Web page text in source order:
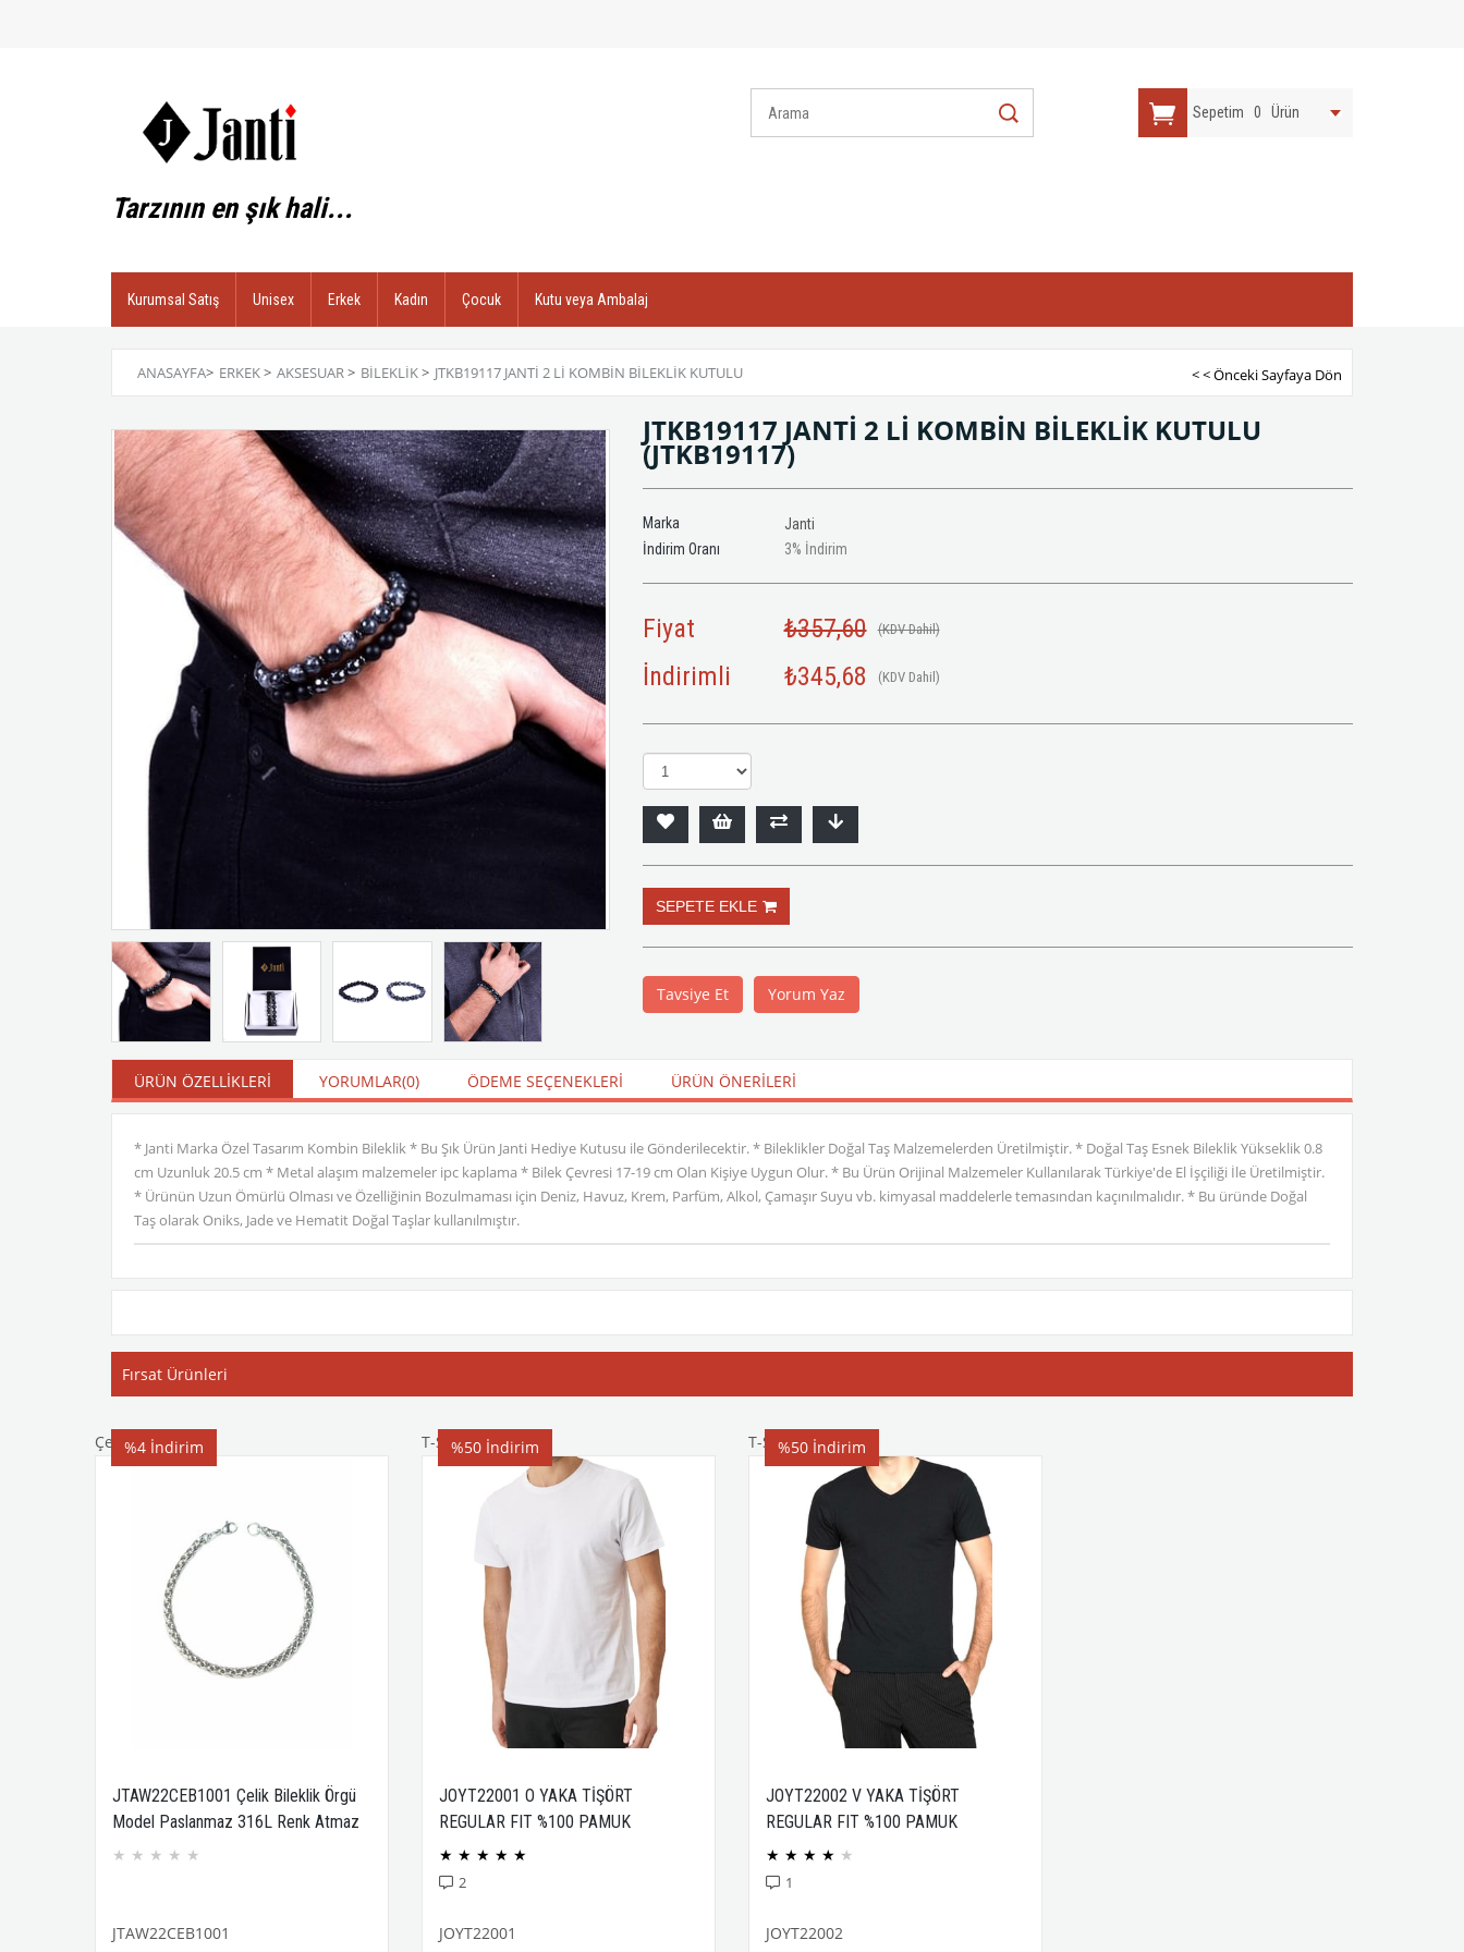
Tarzının en şık hali...
Sepetim 0 Ürün
Kurumsal Satış Unisex Erkek Kadın Çocuk Kutu veya Ambalaj
ANASAYFA> ERKEK> AKSESUAR> BILEKLIK> JTKB19117 JANTİ 2 Lİ KOMBİN BİLEKLİK KUTULU < < Önceki Sayfaya Dön
JTKB19117 JANTİ 2 Lİ KOMBİN BİLEKLİK KUTULU
(JTKB19117)
Marka
Janti
İndirim Oranı
%
3 İndirim
Fiyat ₺357,60 (KDV Dahil)
İndirimli ₺345,68 (KDV Dahil)
Tavsiye Et Yorum Yaz
ÜRÜN ÖZELLIKLERI YORUMLAR(0) ÖDEME SEÇENEKLERI ÜRÜN ÖNERILERI
* Janti Marka Özel Tasarım Kombin Bileklik * Bu Şık Ürün Janti Hediye Kutusu ile Gönderilecektir. * Bileklikler Doğal Taş Malzemelerden Üretilmiştir. * Doğal Taş Esnek Bileklik Yükseklik 0.8
cm Uzunluk 20.5 cm * Metal alaşım malzemeler ipc kaplama * Bilek Çevresi 17-19 cm Olan Kişiye Uygun Olur. * Bu Ürün Orijinal Malzemeler Kullanılarak Türkiye'de El İşçiliği İle Üretilmiştir.
* Ürünün Uzun Ömürlü Olması ve Özelliğinin Bozulmaması için Deniz, Havuz, Krem, Parfüm, Alkol, Çamaşır Suyu vb. kimyasal maddelerle temasından kaçınılmalıdır. * Bu üründe Doğal
Taş olarak Oniks, Jade ve Hematit Doğal Taşlar kullanılmıştır.
Fırsat Ürünleri
Çelik Bileklik
JTAW22CEB1001 Çelik Bileklik Örgü
Model Paslanmaz 316L Renk Atmaz
Janti Garantili
★ ★ ★ ★ ★
JTAW22CEB1001
%4 İndirim T-Shirt
JOYT22001 O YAKA TİŞÖRT
REGULAR FIT %100 PAMUK
COMPACK PENYE
★ ★ ★ ★ ★
2
JOYT22001
%50 İndirim T-Shirt
JOYT22002 V YAKA TİŞÖRT
REGULAR FIT %100 PAMUK
COMPACK PENYE
★ ★ ★ ★ ★
1
JOYT22002
%50 İndirim